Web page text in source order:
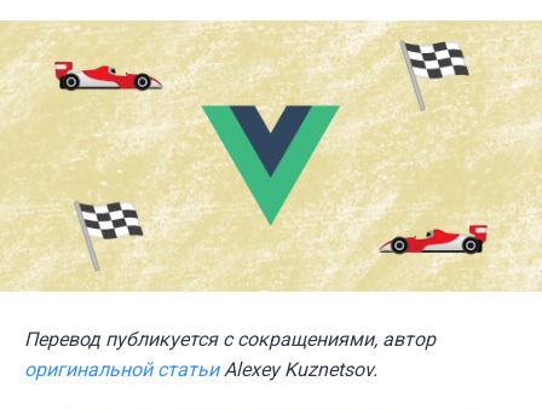
Перевод публикуется с сокращениями, автор
оригинальной статьиAlexey Kuznetsov.